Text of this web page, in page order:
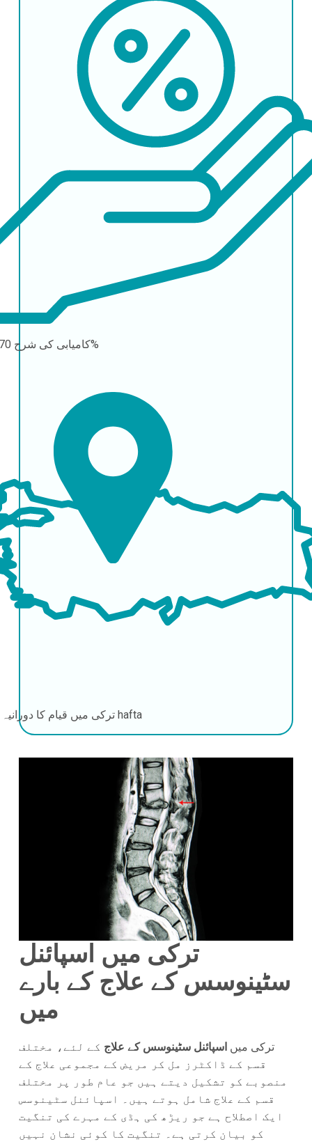
کامیابی کی شرح70-90%
ترکی میں قیام کا 2-4 hafta
ترکی میں اسپائنل
سٹینوسس کے علاج کے بارے
میں
ترکی میں اسپائنل سٹینوسس کے علاج کے لئے، مختلف
قسم کے ڈاکٹرز مل کر مریض کے مجموعی علاج کے
منصوبے کو تشکیل دیتے ہیں جو عام طور پر مختلف
قسم کے علاج شامل ہوتے ہیں۔ اسپائنل سٹینوسس
ایک اصطلاح ہے جو ریڑھ کی ہڈی کے مہرے کی تنگیت
کو بیان کرتی ہے۔ تنگیت کا کوئی نشان نہیں